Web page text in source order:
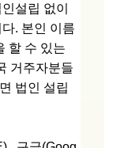
설립 없이
. 본인 이름
할 수 있는
거주자분들
법인 설립